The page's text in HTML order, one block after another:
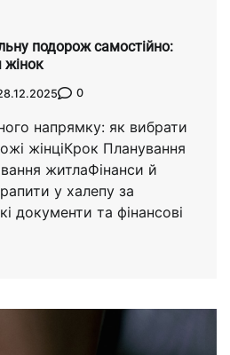
подорож самостійно:
жінок
0
напрямку: як вибрати
жінціКрок Планування
житлаФінанси й
у халепу за
документи та фінансові